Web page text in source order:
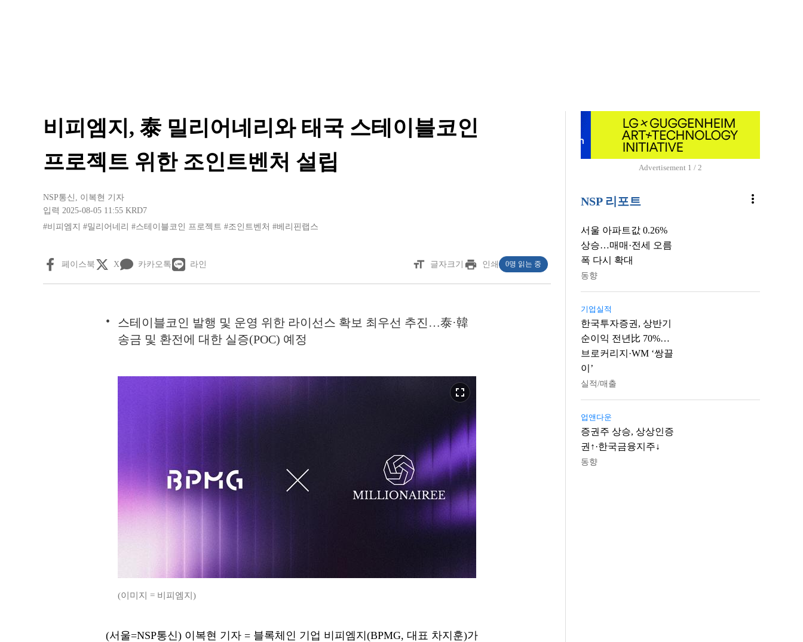
비피엠지, 泰 밀리어네리와 태국 스테이블코인
프로젝트 위한 조인트벤처 설립
NSP통신 , 이복현 기자
입력 2025-08-05 11:55 KRD7
#비피엠지 #밀리어네리 #스테이블코인 프로젝트 #조인트벤처 #베리핀랩스
페이스북 X 카카오톡 라인 format_size 글자크기 print 인쇄 0명 읽는 중
스테이블코인 발행 및 운영 위한 라이선스 확보 최우선 추진…泰·韓
송금 및 환전에 대한 실증(POC) 예정
fullscreen
(이미지 = 비피엠지)
(서울=NSP통신) 이복현 기자 = 블록체인 기업 비피엠지(BPMG, 대표 차지훈)가
Advertisement 1 / 2
NSP 리포트 more_vert
서울 아파트값 0.26%
상승…매매·전세 오름
폭 다시 확대
동향
기업실적
한국투자증권, 상반기
순이익 전년比 70%…
브로커리지·WM ‘쌍끌
이’
실적/매출
업앤다운
증권주 상승, 상상인증
권↑·한국금융지주↓
동향